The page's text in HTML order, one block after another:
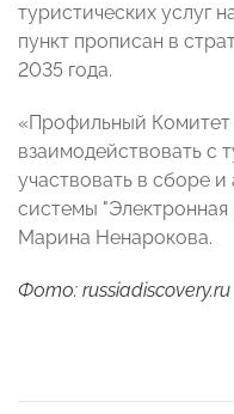
туристических услуг
пункт прописан в
2035 года.
«Профильный
взаимодействовать с
участвовать в сборе
системы
Марина Ненарокова.
Фото: russiadiscovery.ru